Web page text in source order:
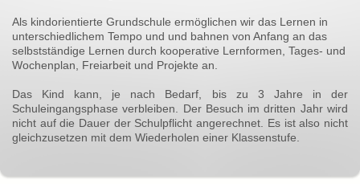
Als kindorientierte Grundschule ermöglichen wir das Lernen in
unterschiedlichem Tempo und und bahnen von Anfang an das
selbstständige Lernen durch kooperative Lernformen, Tages- und
Wochenplan, Freiarbeit und Projekte an.
Das Kind kann, je nach Bedarf, bis zu 3 Jahre in der
Schuleingangsphase verbleiben. Der Besuch im dritten Jahr wird
nicht auf die Dauer der Schulpflicht angerechnet. Es ist also nicht
gleichzusetzen mit dem Wiederholen einer Klassenstufe.